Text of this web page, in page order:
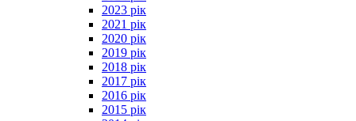
2023 рік
2021 рік
2020 рік
2019 рік
2018 рік
2017 рік
2016 рік
2015 рік